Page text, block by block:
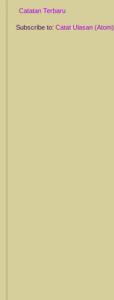
Catatan Terbaru
Subscribe to: Catat Ulasan (Atom)